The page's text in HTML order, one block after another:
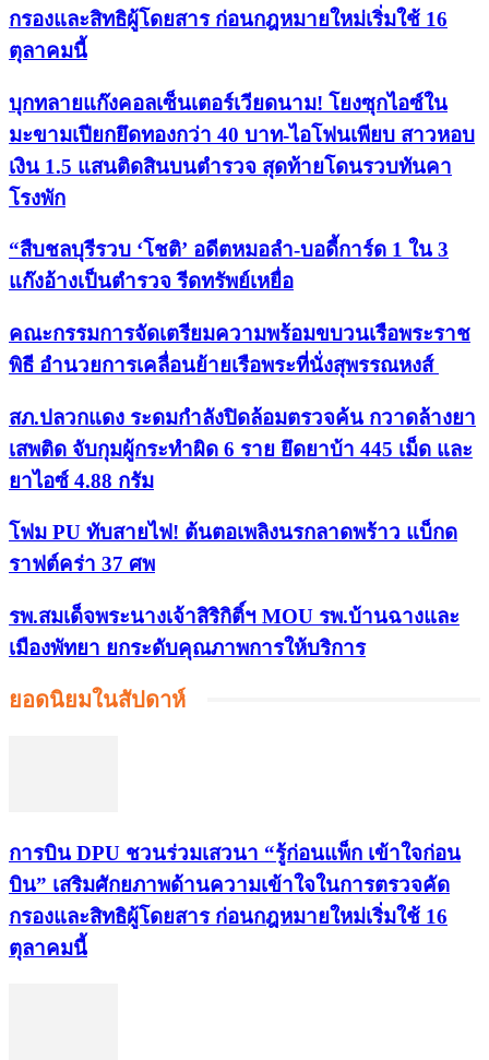
กรองและสิทธิผู้โดยสาร ก่อนกฎหมายใหม่เริ่มใช้ 16
ตุลาคมนี้
บุกทลายแก๊งคอลเซ็นเตอร์เวียดนาม! โยงซุกไอซ์ใน
มะขามเปียกยึดทองกว่า 40 บาท-ไอโฟนเพียบ สาวหอบ
เงิน 1.5 แสนติดสินบนตำรวจ สุดท้ายโดนรวบทันคา
โรงพัก
“สืบชลบุรีรวบ ‘โชติ’ อดีตหมอลำ-บอดี้การ์ด 1 ใน 3
แก๊งอ้างเป็นตำรวจ รีดทรัพย์เหยื่อ
คณะกรรมการจัดเตรียมความพร้อมขบวนเรือพระราช
พิธี อำนวยการเคลื่อนย้ายเรือพระที่นั่งสุพรรณหงส์
สภ.ปลวกแดง ระดมกำลังปิดล้อมตรวจค้น กวาดล้างยา
เสพติด จับกุมผู้กระทำผิด 6 ราย ยึดยาบ้า 445 เม็ด และ
ยาไอซ์ 4.88 กรัม
โฟม PU ทับสายไฟ! ต้นตอเพลิงนรกลาดพร้าว แบ็กด
ราฟต์คร่า 37 ศพ
รพ.สมเด็จพระนางเจ้าสิริกิติ์ฯ MOU รพ.บ้านฉางและ
เมืองพัทยา ยกระดับคุณภาพการให้บริการ
ยอดนิยมในสัปดาห์
การบิน DPU ชวนร่วมเสวนา “รู้ก่อนแพ็ก เข้าใจก่อน
บิน” เสริมศักยภาพด้านความเข้าใจในการตรวจคัด
กรองและสิทธิผู้โดยสาร ก่อนกฎหมายใหม่เริ่มใช้ 16
ตุลาคมนี้